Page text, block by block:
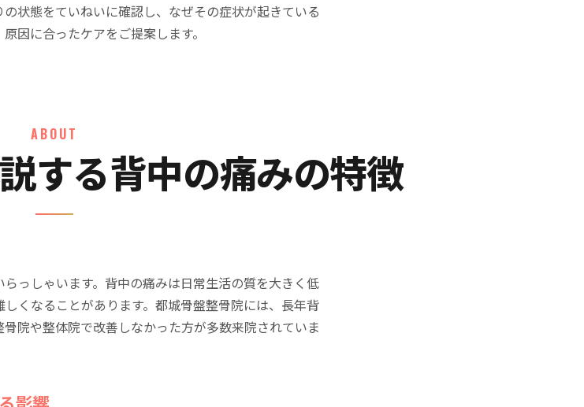
状態をていねいに確認し、なぜその症状が起きている
因に合ったケアをご提案します。
ABOUT
する背中の痛みの特徴
らっしゃいます。背中の痛みは日常生活の質を大きく低
くなることがあります。都城骨盤整骨院には、長年背
院や整体院で改善しなかった方が多数来院されていま
影響